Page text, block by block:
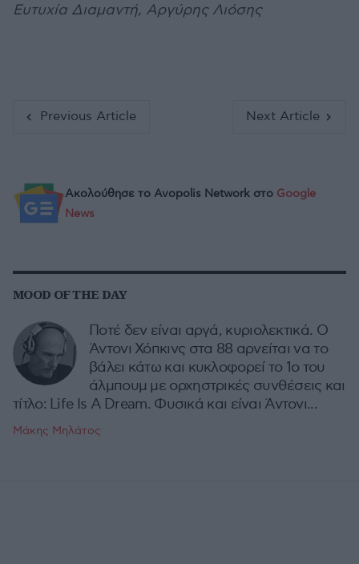
Ευτυχία Διαμαντή, Αργύρης Λιόσης
Ακολούθησε το Avopolis Network στο Google
News
MOOD OF THE DAY
Ποτέ δεν είναι αργά, κυριολεκτικά. Ο
Άντονι Χόπκινς στα 88 αρνείται να το
βάλει κάτω και κυκλοφορεί το 1ο του
άλμπουμ με ορχηστρικές συνθέσεις και
τίτλο: Life Is A Dream. Φυσικά και είναι Άντονι...
Μάκης Μηλάτος
Previous Article Next Article